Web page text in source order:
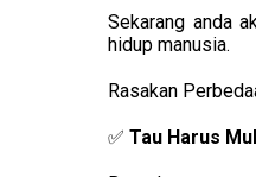
Sekarang anda
hidup manusia.
Rasakan
✅ Tau Harus